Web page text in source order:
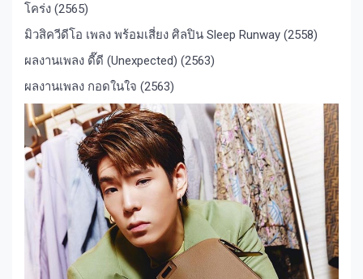
โคร่ง (2565)
มิวสิควีดีโอ เพลง พร้อมเสี่ยง ศิลปิน Sleep Runway (2558)
ผลงานเพลง ดี๊ดี (Unexpected) (2563)
ผลงานเพลง กอดในใจ (2563)